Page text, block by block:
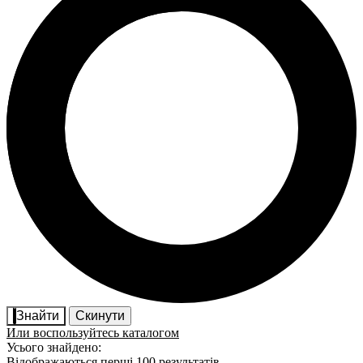
Знайти
Скинути
Или воспользуйтесь каталогом
Усього знайдено: